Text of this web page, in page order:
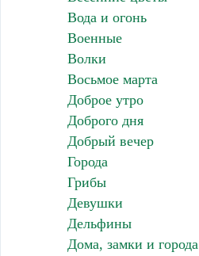
Вода и огонь
Военные
Волки
Восьмое марта
Доброе утро
Доброго дня
Добрый вечер
Города
Грибы
Девушки
Дельфины
Дома, замки и города